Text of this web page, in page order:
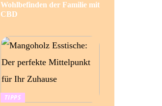
Wohlbefinden der Familie mit
CBD
TIPPS